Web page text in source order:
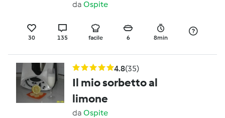
da Ospite
30 135 facile 6 8min
4.8(35)
Il mio sorbetto al
limone
da Ospite